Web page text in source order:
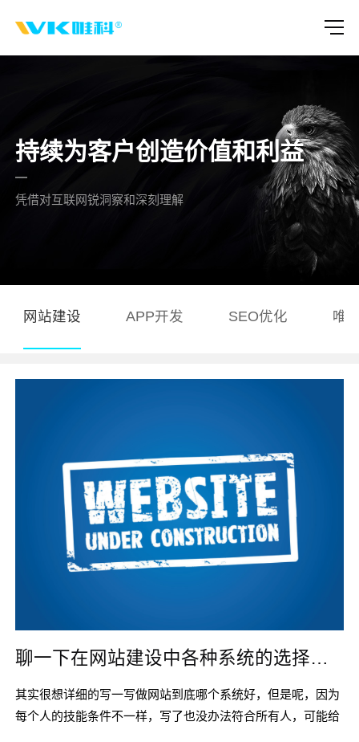
持续为客户创造价值和利益
凭借对互联网锐洞察和深刻理解
网站建设 APP开发 SEO优化 唯
聊一下在网站建设中各种系统的选择以及应用
其实很想详细的写一写做网站到底哪个系统好，但是呢，因为
每个人的技能条件不一样，写了也没办法符合所有人，可能给